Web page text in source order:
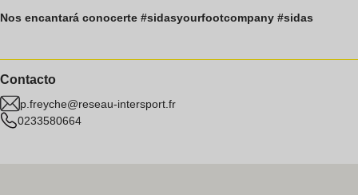
Nos encantará conocerte #sidasyourfootcompany #sidas
Contacto
p.freyche@reseau-intersport.fr
0233580664